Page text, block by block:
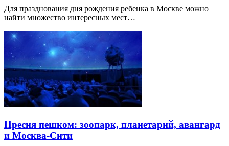
Для празднования дня рождения ребенка в Москве можно
найти множество интересных мест…
Пресня пешком: зоопарк, планетарий, авангард
и Москва-Сити